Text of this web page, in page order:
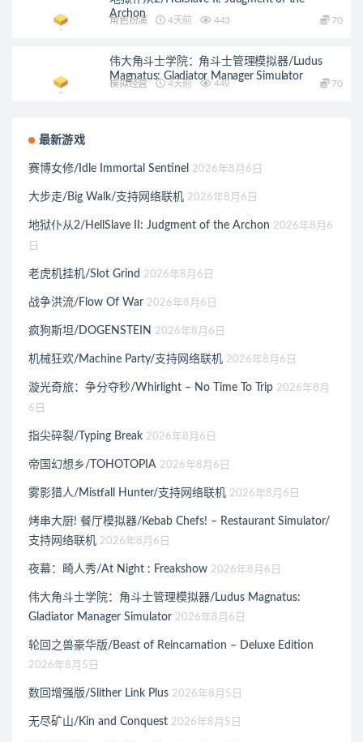
Archon
角色扮演 4天前 443 70
伟大角斗士学院：角斗士管理模拟器/Ludus
Magnatus: Gladiator Manager Simulator
模拟经营 4天前 449 70
最新游戏
赛博女修/Idle Immortal Sentinel 2026年8月6日
大步走/Big Walk/支持网络联机 2026年8月6日
地狱仆从2/HellSlave II: Judgment of the Archon 2026年8月6
日
老虎机挂机/Slot Grind 2026年8月6日
战争洪流/Flow Of War 2026年8月6日
疯狗斯坦/DOGENSTEIN 2026年8月6日
机械狂欢/Machine Party/支持网络联机 2026年8月6日
漩光奇旅：争分夺秒/Whirlight – No Time To Trip 2026年8月
6日
指尖碎裂/Typing Break 2026年8月6日
帝国幻想乡/TOHOTOPIA 2026年8月6日
雾影猎人/Mistfall Hunter/支持网络联机 2026年8月6日
烤串大厨! 餐厅模拟器/Kebab Chefs! – Restaurant Simulator/
支持网络联机 2026年8月6日
夜幕：畸人秀/At Night : Freakshow 2026年8月6日
伟大角斗士学院：角斗士管理模拟器/Ludus Magnatus:
Gladiator Manager Simulator 2026年8月6日
轮回之兽豪华版/Beast of Reincarnation – Deluxe Edition
2026年8月5日
数回增强版/Slither Link Plus 2026年8月5日
无尽矿山/Kin and Conquest 2026年8月5日